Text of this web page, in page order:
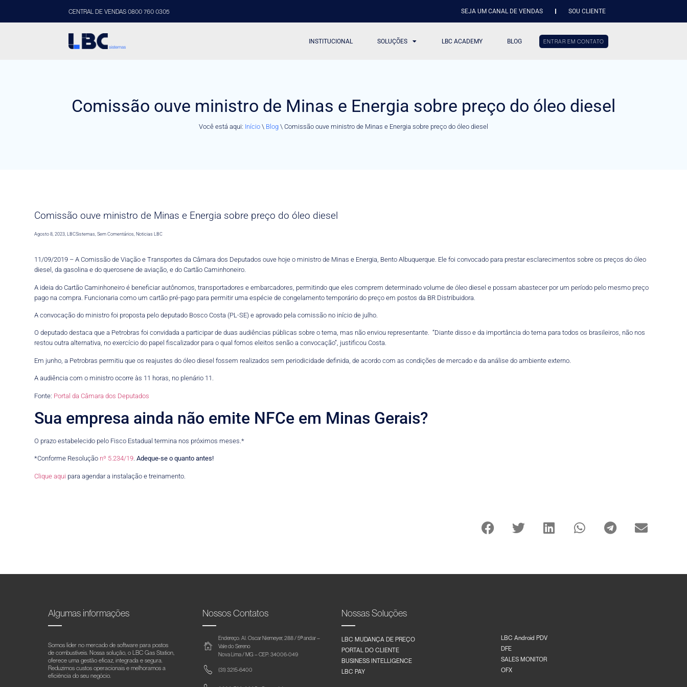
CENTRAL DE VENDAS 0800 760 0305 SEJA UM CANAL DE VENDAS SOU CLIENTE
INSTITUCIONAL SOLUÇÕES LBC ACADEMY BLOG ENTRAR EM CONTATO
Comissão ouve ministro de Minas e Energia sobre preço do óleo diesel
Você está aqui: Início \ Blog \ Comissão ouve ministro de Minas e Energia sobre preço do óleo diesel
Comissão ouve ministro de Minas e Energia sobre preço do óleo diesel
Agosto 8, 2023 ,LBCSistemas Sem Comentários Noticias LBC
11/09/2019 – A Comissão de Viação e Transportes da Câmara dos Deputados ouve hoje o ministro de Minas e Energia, Bento Albuquerque. Ele foi convocado para prestar esclarecimentos sobre os preços do óleo
diesel, da gasolina e do querosene de aviação, e do Cartão Caminhoneiro.
A ideia do Cartão Caminhoneiro é beneficiar autônomos, transportadores e embarcadores, permitindo que eles comprem determinado volume de óleo diesel e possam abastecer por um período pelo mesmo preço
pago na compra. Funcionaria como um cartão pré-pago para permitir uma espécie de congelamento temporário do preço em postos da BR Distribuidora.
A convocação do ministro foi proposta pelo deputado Bosco Costa (PL-SE) e aprovado pela comissão no início de julho.
O deputado destaca que a Petrobras foi convidada a participar de duas audiências públicas sobre o tema, mas não enviou representante. “Diante disso e da importância do tema para todos os brasileiros, não nos
restou outra alternativa, no exercício do papel fiscalizador para o qual fomos eleitos senão a convocação”, justificou Costa.
Em junho, a Petrobras permitiu que os reajustes do óleo diesel fossem realizados sem periodicidade definida, de acordo com as condições de mercado e da análise do ambiente externo.
A audiência com o ministro ocorre às 11 horas, no plenário 11.
Fonte: Portal da Câmara dos Deputados
Sua empresa ainda não emite NFCe em Minas Gerais?
O prazo estabelecido pelo Fisco Estadual termina nos próximos meses.*
*Conforme Resolução nº 5.234/19.Adeque-se o quanto antes!
Clique aqui para agendar a instalação e treinamento.
Algumas informações
Somos líder no mercado de software para postos
de combustíveis. Nossa solução, o LBC Gas Station,
oferece uma gestão eficaz, integrada e segura.
Reduzimos custos operacionais e melhoramos a
eficiência do seu negócio.
Nossos Contatos
Endereço: Al. Oscar Niemeyer, 288 / 5º andar –
Vale do Sereno
Nova Lima / MG – CEP: 34006-049
(31) 3215-6400
Nossas Soluções
LBC MUDANÇA DE PREÇO
PORTAL DO CLIENTE
BUSINESS INTELLIGENCE
LBC PAY
LBC Android PDV
DFE
SALES MONITOR
OFX